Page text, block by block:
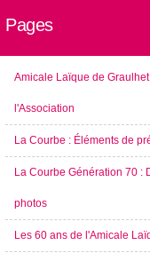
Pages
Amicale Laïque de
l'Association
La Courbe : Éléments de
La Courbe Génération 70 :
photos
Les 60 ans de l'Amicale